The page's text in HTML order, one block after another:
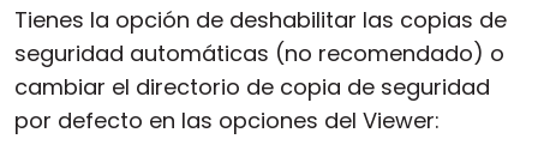
Tienes la opción de deshabilitar las copias de
seguridad automáticas (no recomendado) o
cambiar el directorio de copia de seguridad
por defecto en las opciones del Viewer: